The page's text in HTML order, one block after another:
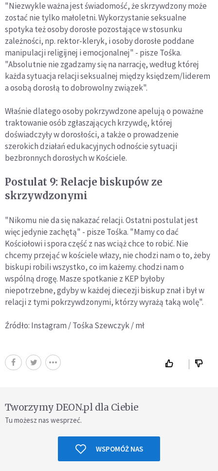
"Niezwykle ważna jest świadomość, że skrzywdzony może
zostać nie tylko małoletni. Wykorzystanie seksualne
spotyka też osoby dorosłe pozostające w stosunku
zależności, np. rektor-kleryk, i osoby dorosłe poddane
manipulacji religijnej i emocjonalnej" - pisze Tośka.
"Absolutnie nie zgadzamy się na narrację, według której
każda sytuacja relacji seksualnej między księdzem/liderem
a osobą dorosłą to dobrowolny związek".
Właśnie dlatego osoby pokrzywdzone apelują o poważne
traktowanie osób zgłaszających krzywdę, której
doświadczyły w dorosłości, a także o prowadzenie
szerokich działań edukacyjnych odnoście sytuacji
bezbronnych dorosłych w Kościele.
Postulat 9: Relacje biskupów ze
skrzywdzonymi
"Nikomu nie da się nakazać relacji. Ostatni postulat jest
więc jedynie zachętą" - pisze Tośka. "Mamy co dać
Kościołowi i spora część z nas wciąż chce to robić. Nie
chcemy przejąć w kościele włazy, nie chodzi nam o to, żeby
biskupi robili wszystko, co im każemy. chodzi nam o
wspólną drogę. Masze spotkanie z KEP byłoby
niepotrzebne, gdyby w każdej diecezji biskup znał i był w
relacji z tymi pokrzywdzonymi, którzy wyrażą taką wolę".
Źródło: Instagram / Tośka Szewczyk / mł
Tworzymy DEON.pl dla Ciebie
Tu możesz nas wesprzeć.
WSPOMÓŻ NAS